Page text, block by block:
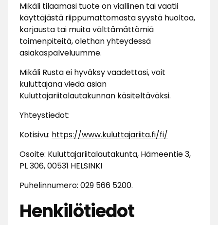
Mikäli tilaamasi tuote on viallinen tai vaatii
käyttäjästä riippumattomasta syystä huoltoa,
korjausta tai muita välttämättömiä
toimenpiteitä, olethan yhteydessä
asiakaspalveluumme.
Mikäli Rusta ei hyväksy vaadettasi, voit
kuluttajana viedä asian
Kuluttajariitalautakunnan käsiteltäväksi.
Yhteystiedot:
Kotisivu: https://www.kuluttajariita.fi/fi/
Osoite: Kuluttajariitalautakunta, Hämeentie 3,
PL 306, 00531 HELSINKI
Puhelinnumero: 029 566 5200.
Henkilötiedot